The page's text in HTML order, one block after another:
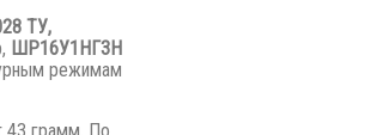
ТУ,
ШР16У1НГ3Н
режимам